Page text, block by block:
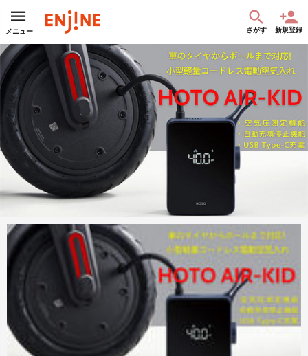
メニュー さがす 新規登録